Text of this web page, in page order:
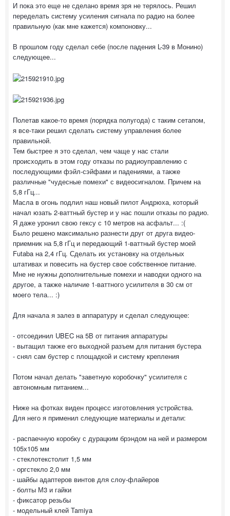
И пока это еще не сделано время зря не терялось. Решил
переделать систему усиления сигнала по радио на более
правильную (как мне кажется) компоновку...
В прошлом году сделал себе (после падения L-39 в Монино)
следующее...
Полетав какое-то время (порядка полугода) с таким сетапом,
я все-таки решил сделать систему управления более
правильной.
Тем быстрее я это сделал, чем чаще у нас стали
происходить в этом году отказы по радиоуправлению с
последующими фэйл-сэйфами и падениями, а также
различные "чудесные помехи" с видеосигналом. Причем на
5,8 гГц...
Масла в огонь подлил наш новый пилот Андрюха, который
начал юзать 2-ваттный бустер и у нас пошли отказы по радио.
Я даже уронил свою гексу с 10 метров на асфальт... :(
Было решено максимально разнести друг от друга видео-
приемник на 5,8 гГц и передающий 1-ваттный бустер моей
Futaba на 2,4 гГц. Сделать их установку на отдельных
штативах и повесить на бустер свое собственное питание.
Мне не нужны дополнительные помехи и наводки одного на
другое, а также наличие 1-ваттного усилителя в 30 см от
моего тела... :)
Для начала я залез в аппаратуру и сделал следующее:
- отсоединил UBEC на 5В от питания аппаратуры
- вытащил также его выходной разъем для питания бустера
- снял сам бустер с площадкой и систему крепления
Потом начал делать "заветную коробочку" усилителя с
автономным питанием...
Ниже на фотках виден процесс изготовления устройства.
Для него я применил следующие материалы и детали:
- распаечную коробку с дурацким брэндом на ней и размером
105х105 мм
- стеклотекстолит 1,5 мм
- оргстекло 2,0 мм
- шайбы адаптеров винтов для слоу-флайеров
- болты М3 и гайки
- фиксатор резьбы
- модельный клей Tamiya